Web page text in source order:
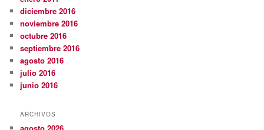
diciembre 2016
noviembre 2016
octubre 2016
septiembre 2016
agosto 2016
julio 2016
junio 2016
ARCHIVOS